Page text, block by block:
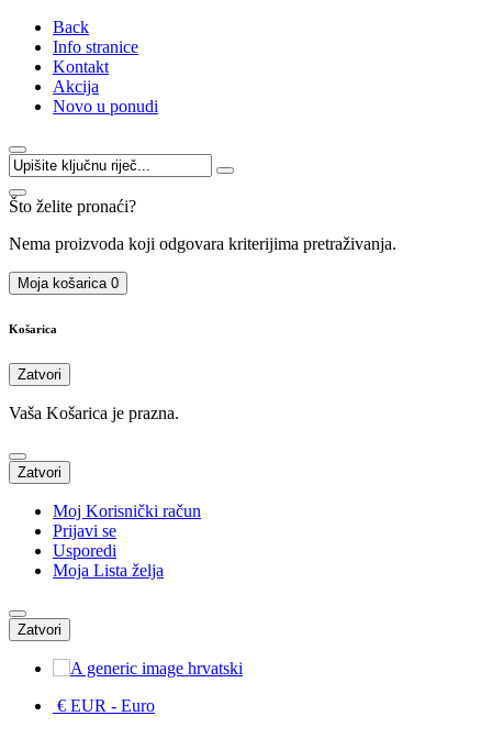
Back
Info stranice
Kontakt
Akcija
Novo u ponudi
Što želite pronaći?
Nema proizvoda koji odgovara kriterijima pretraživanja.
Moja košarica 0
Košarica
Zatvori
Vaša Košarica je prazna.
Zatvori
Moj Korisnički račun
Prijavi se
Usporedi
Moja Lista želja
Zatvori
hrvatski
€ EUR - Euro